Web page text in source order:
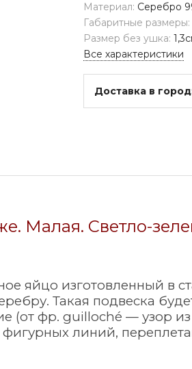
Материал: Серебро
Габаритные размеры:
Размер без ушка:
Все характеристики
Доставка в
Малая. Светло-
яйцо изготовленный в
Такая подвеска
(от фр. guilloché — узор
линий,